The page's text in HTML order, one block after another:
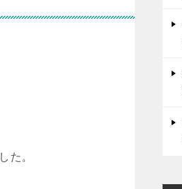
た。